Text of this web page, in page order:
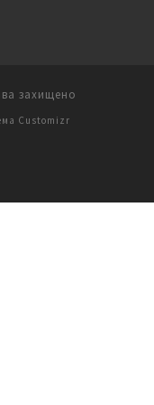
захищено
Customizr